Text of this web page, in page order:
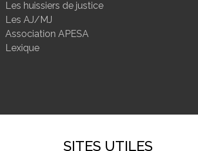
Les huissiers de justice
Les AJ/MJ
Association APESA
Lexique
SITES UTILES